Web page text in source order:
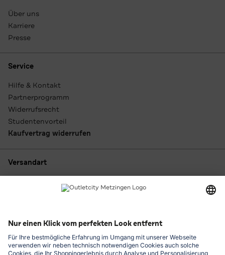
Über uns
Karriere
Presse
Service
Hilfe & Kontakt
Partnerprogramm
Widerrufsrecht
Studentenvorteil
Kaufvertrag widerrufen
Versandart